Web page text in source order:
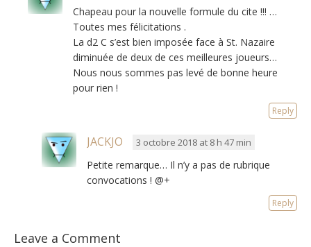
Chapeau pour la nouvelle formule du cite !!! …
Toutes mes félicitations .
La d2 C s’est bien imposée face à St. Nazaire
diminuée de deux de ces meilleures joueurs…
Nous nous sommes pas levé de bonne heure
pour rien !
Reply
JACKJO 3 octobre 2018 at 8 h 47 min
Petite remarque… Il n’y a pas de rubrique
convocations ! @+
Reply
Leave a Comment